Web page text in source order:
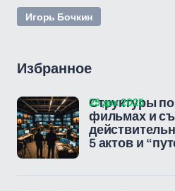
Игорь Бочкин
Избранное
Структуры
фильмах и
5 актов и
25 дек 2025